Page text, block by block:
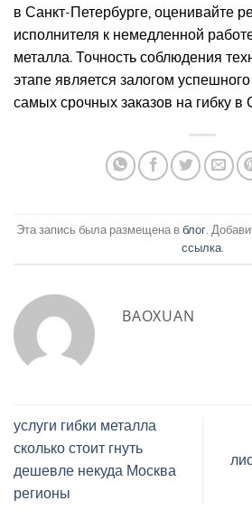
в Санкт-Петербурге, оценивайте
исполнителя к немедленной
металла. Точность соблюдения
этапе является залогом
самых срочных заказов на гибку в
Эта запись была размещена в блог.
ссылка.
BAOXUAN
услуги гибки металла
сколько стоит гнуть
дешевле некуда Москва
регионы